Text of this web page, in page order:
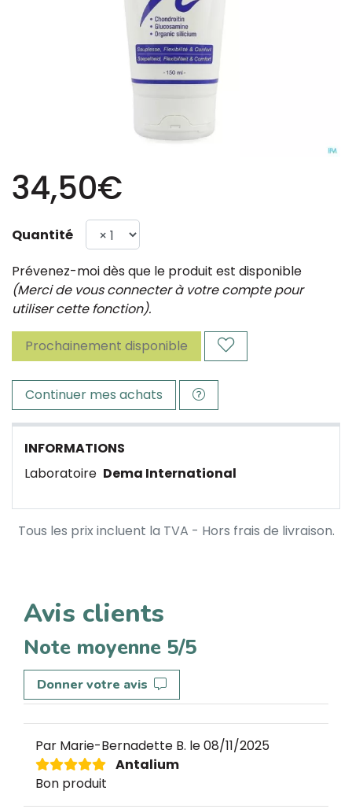
34,50€
Quantité
Prévenez-moi dès que le produit est disponible
(Merci de vous connecter à votre compte pour
utiliser cette fonction).
Prochainement disponible
Continuer mes achats
INFORMATIONS
Laboratoire Dema International
Tous les prix incluent la TVA - Hors frais de livraison.
Avis clients
Note moyenne 5/5
Donner votre avis
Par Marie-Bernadette B. le 08/11/2025
Antalium
Bon produit